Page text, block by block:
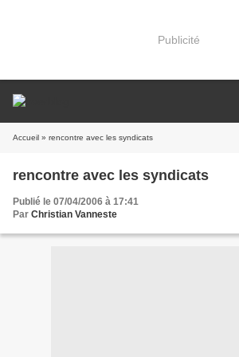
Publicité
Accueil » rencontre avec les syndicats
rencontre avec les syndicats
Publié le 07/04/2006 à 17:41
Par Christian Vanneste